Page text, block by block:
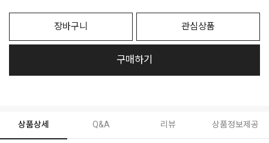
장바구니 관심상품
구매하기
상품상세 Q&A 리뷰 상품정보제공